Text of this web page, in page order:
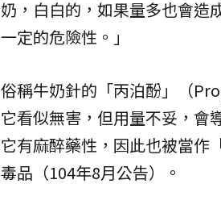
奶，白白的，如果量多也會造
一定的危險性。」
俗稱牛奶針的「丙泊酚」（
它看似無害，但用量不妥，會
它有麻醉藥性，因此也被當作
毒品（104年8月公告）。